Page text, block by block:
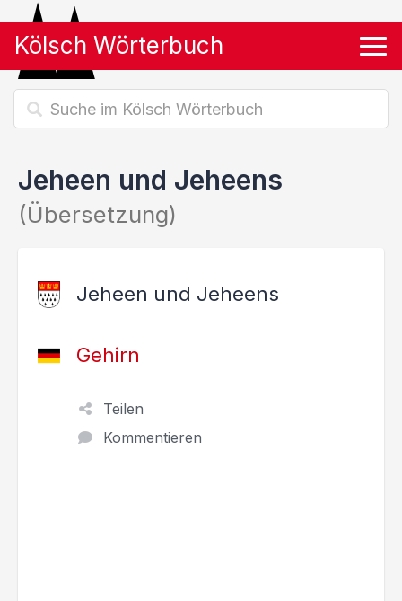
Kölsch Wörterbuch
Jeheen und Jeheens
(Übersetzung)
Jeheen und Jeheens
Gehirn
Teilen
Kommentieren